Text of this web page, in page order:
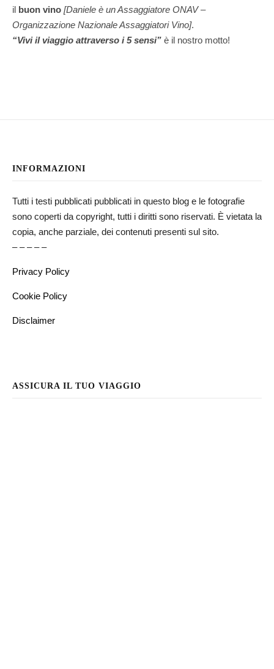
il buon vino [Daniele è un Assaggiatore ONAV –
Organizzazione Nazionale Assaggiatori Vino].
“Vivi il viaggio attraverso i 5 sensi” è il nostro motto!
INFORMAZIONI
Tutti i testi pubblicati pubblicati in questo blog e le fotografie
sono coperti da copyright, tutti i diritti sono riservati. È vietata la
copia, anche parziale, dei contenuti presenti sul sito.
– – – – –
Privacy Policy
Cookie Policy
Disclaimer
ASSICURA IL TUO VIAGGIO